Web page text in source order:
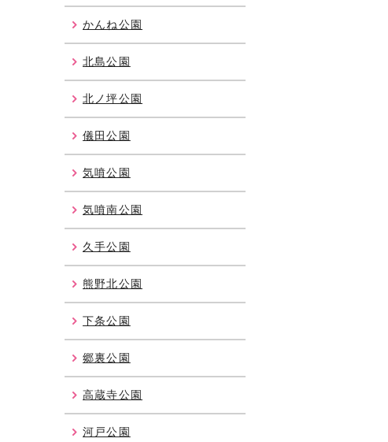
かんね公園
北島公園
北ノ坪公園
儀田公園
気噴公園
気噴南公園
久手公園
熊野北公園
下条公園
郷裏公園
高蔵寺公園
河戸公園